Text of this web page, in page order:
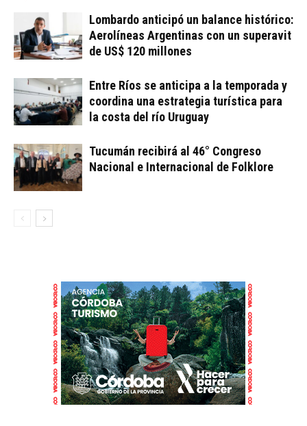
Lombardo anticipó un balance histórico:
Aerolíneas Argentinas con un superavit
de US$ 120 millones
Entre Ríos se anticipa a la temporada y
coordina una estrategia turística para
la costa del río Uruguay
Tucumán recibirá al 46° Congreso
Nacional e Internacional de Folklore